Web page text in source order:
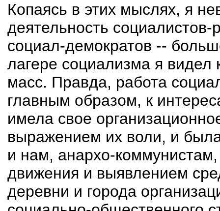
Копаясь в этих мыслях, я
деятельность
социал-демократов --
лагере социализма я видел
масс. Правда, работа
главным образом, к
имела свое
выражением их воли, и
и нам, анархо-коммунистам,
движения и выявлением
деревни и города